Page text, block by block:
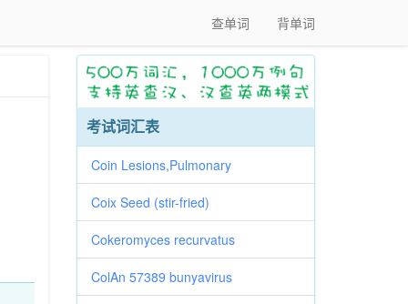
查单词 背单词
考试词汇表
Coin Lesions,Pulmonary
Coix Seed (stir-fried)
Cokeromyces recurvatus
ColAn 57389 bunyavirus